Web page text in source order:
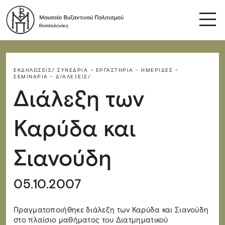
ΕΚΔΗΛΏΣΕΙΣ/ ΣΥΝΈΔΡΙΑ – ΕΡΓΑΣΤΉΡΙΑ - ΗΜΕΡΊΔΕΣ -
ΣΕΜΙΝΆΡΙΑ - ΔΙΑΛΈΞΕΙΣ/
Διάλεξη των
Καρύδα και
Σιανούδη
05.10.2007
Πραγματοποιήθηκε διάλεξη των Καρύδα και Σιανούδη
στο πλαίσιο μαθήματος του Διατμηματικού